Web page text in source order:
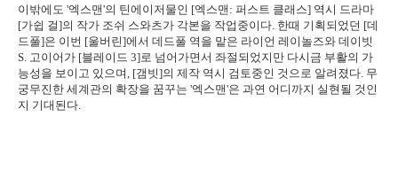
이밖에도 '엑스맨'의 틴에이저물인 [엑스맨: 퍼스트 클래스] 역시 드라마
[가쉽 걸]의 작가 조쉬 스와츠가 각본을 작업중이다. 한때 기획되었던 [데
드풀]은 이번 [울버린]에서 데드풀 역을 맡은 라이언 레이놀즈와 데이빗
S. 고이어가 [블레이드 3]로 넘어가면서 좌절되었지만 다시금 부활의 가
능성을 보이고 있으며, [갬빗]의 제작 역시 검토중인 것으로 알려졌다. 무
궁무진한 세계관의 확장을 꿈꾸는 '엑스맨'은 과연 어디까지 실현될 것인
지 기대된다.